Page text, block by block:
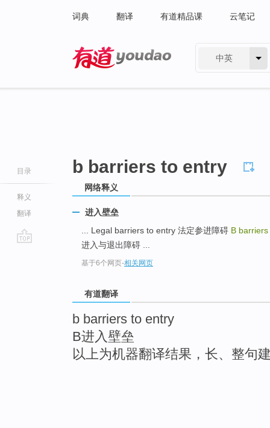
词典 翻译 有道精品课 云笔记
中英
目录
释义
翻译
b barriers to entry
网络释义
进入壁垒
... Legal barriers to entry 法定参进障碍 B
进入与退出障碍 ...
基于6个网页-相关网页
有道翻译
b barriers to entry
B进入壁垒
以上为机器翻译结果，长、整句